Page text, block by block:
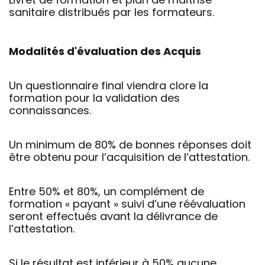
sanitaire distribués par les formateurs.
Modalités d'évaluation des Acquis
Un questionnaire final viendra clore la
formation pour la validation des
connaissances.
Un minimum de 80% de bonnes réponses doit
être obtenu pour l’acquisition de l’attestation.
Entre 50% et 80%, un complément de
formation « payant » suivi d’une réévaluation
seront effectués avant la délivrance de
l’attestation.